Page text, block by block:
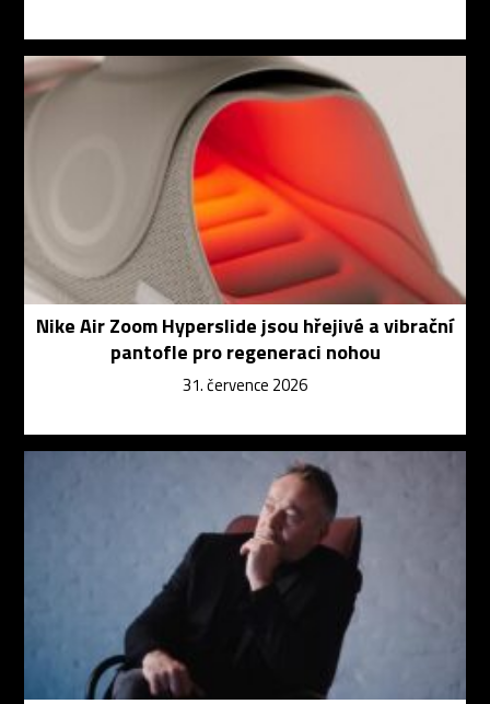
Nike Air Zoom Hyperslide jsou hřejivé a vibrační
pantofle pro regeneraci nohou
31. července 2026